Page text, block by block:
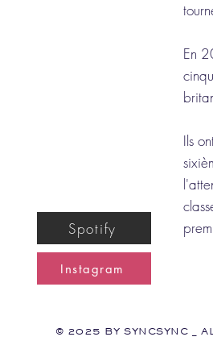
Spotify
En
Ils
Instagram
© 2025 BY SYNCSYNC _